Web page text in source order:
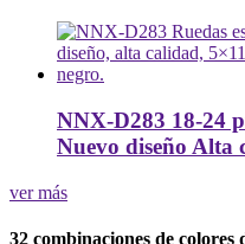
NNX-D283 18-24
Nuevo diseño Alta
ver más
32 combinaciones de